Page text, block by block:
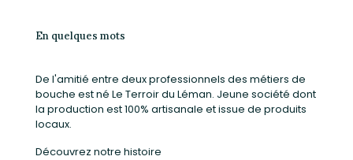
En quelques mots
De l'amitié entre deux professionnels des métiers de
bouche est né Le Terroir du Léman. Jeune société dont
la production est 100% artisanale et issue de produits
locaux.
Découvrez notre histoire